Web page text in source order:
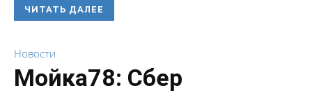
ЧИТАТЬ ДАЛЕЕ
Новости
Мойка78: Сбер